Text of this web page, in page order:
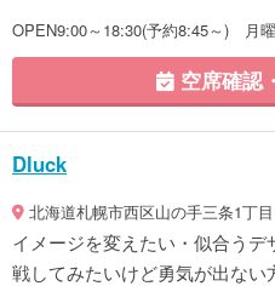
OPEN9:00～18:30(予約8:45～) 月
空席確認
Dluck
北海道札幌市西区山の手三条1丁
イメージを変えたい・似合う
戦してみたいけど勇気が出な